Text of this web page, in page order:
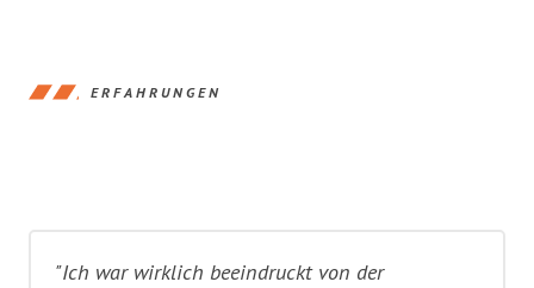
ERFAHRUNGEN
"Ich war wirklich beeindruckt von der